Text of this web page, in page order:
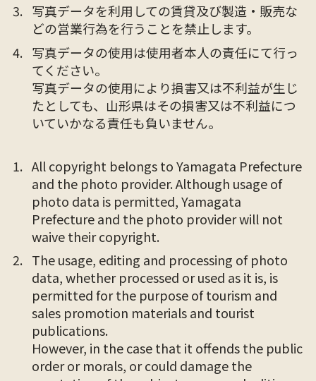
写真データを利用しての賃貸及び製造・販売な
どの営業行為を行うことを禁止します。
写真データの使用は使用者本人の責任にて行っ
てください。
写真データの使用により損害又は不利益が生じ
たとしても、山形県はその損害又は不利益につ
いていかなる責任も負いません。
All copyright belongs to Yamagata Prefecture
and the photo provider. Although usage of
photo data is permitted, Yamagata
Prefecture and the photo provider will not
waive their copyright.
The usage, editing and processing of photo
data, whether processed or used as it is, is
permitted for the purpose of tourism and
sales promotion materials and tourist
publications.
However, in the case that it offends the public
order or morals, or could damage the